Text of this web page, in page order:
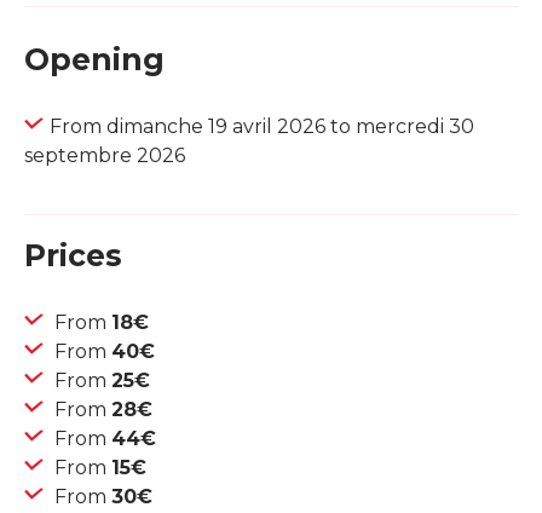
Opening
From dimanche 19 avril 2026 to mercredi 30
septembre 2026
Prices
From 18€
From 40€
From 25€
From 28€
From 44€
From 15€
From 30€